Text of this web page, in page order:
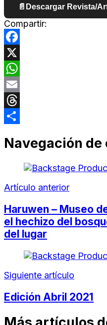
📄 Descargar Revista/
Compartir:
Facebook
X
WhatsApp
Email
Threads
Navegación de
Artículo anterior
Haruwen – Museo
el hechizo del
del lugar
Siguiente artículo
Edición Abril 2021